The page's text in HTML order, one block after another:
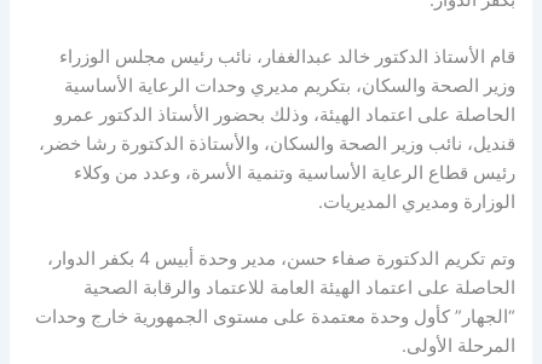
قام الأستاذ الدكتور خالد عبدالغفار، نائب رئيس مجلس الوزراء
وزير الصحة والسكان، بتكريم مديري وحدات الرعاية الأساسية
الحاصلة على اعتماد الهيئة، وذلك بحضور الأستاذ الدكتور عمرو
قنديل، نائب وزير الصحة والسكان، والأستاذة الدكتورة رشا خضر،
رئيس قطاع الرعاية الأساسية وتنمية الأسرة، وعدد من وكلاء
الوزارة ومديري المديريات.
وتم تكريم الدكتورة صفاء حسن، مدير وحدة أبيس 4 بكفر الدوار،
الحاصلة على اعتماد الهيئة العامة للاعتماد والرقابة الصحية
“الجهار” كأول وحدة معتمدة على مستوى الجمهورية خارج وحدات
المرحلة الأولى.